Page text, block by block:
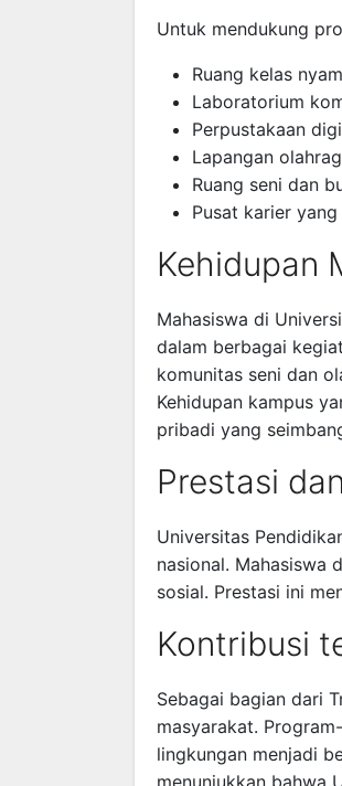
Untuk mendukung
Ruang kelas
Laboratorium
Perpustakaan
Lapangan
Ruang seni dan
Pusat karier
Kehidupan
Mahasiswa di
dalam berbagai
komunitas seni dan
Kehidupan kampus
pribadi yang
Prestasi
Universitas
nasional. Mahasiswa
sosial. Prestasi ini
Kontribusi
Sebagai bagian dari
masyarakat.
lingkungan menjadi
menunjukkan bahwa